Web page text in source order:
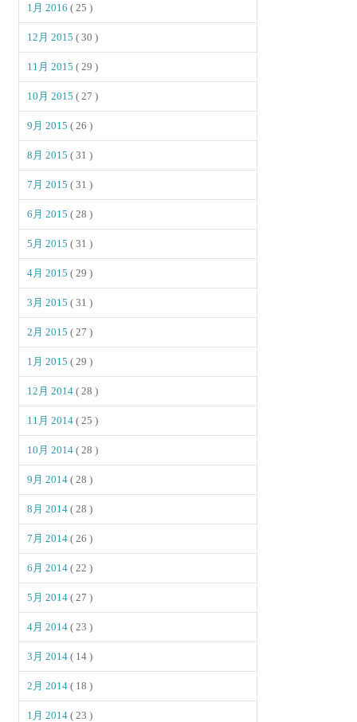
1月 2016( 25 )
12月 2015( 30 )
11月 2015( 29 )
10月 2015( 27 )
9月 2015( 26 )
8月 2015( 31 )
7月 2015( 31 )
6月 2015( 28 )
5月 2015( 31 )
4月 2015( 29 )
3月 2015( 31 )
2月 2015( 27 )
1月 2015( 29 )
12月 2014( 28 )
11月 2014( 25 )
10月 2014( 28 )
9月 2014( 28 )
8月 2014( 28 )
7月 2014( 26 )
6月 2014( 22 )
5月 2014( 27 )
4月 2014( 23 )
3月 2014( 14 )
2月 2014( 18 )
1月 2014( 23 )